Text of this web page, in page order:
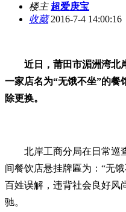
楼主 超爱庚宝
收藏2016-7-4 14:00:16
近日，莆田市湄洲湾北
一家店名为“无饿不坐”的餐
除更换。
北岸工商分局在日常巡
间餐饮店悬挂牌匾为：“无
百姓误解，违背社会良好风
驰。